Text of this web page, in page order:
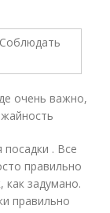
очень важно,
. Все
правильно
как задумано.
правильно